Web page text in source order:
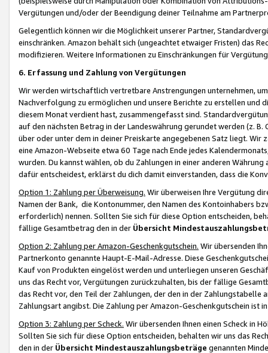
Vergütungen und/oder der Beendigung deiner Teilnahme am
Gelegentlich können wir die Möglichkeit unserer Partner,
einschränken. Amazon behält sich (ungeachtet etwaiger Fristen) das
modifizieren. Weitere Informationen zu Einschränkungen für
6. Erfassung und Zahlung von Vergütungen
Wir werden wirtschaftlich vertretbare Anstrengungen unternehmen,
Nachverfolgung zu ermöglichen und unsere Berichte zu erstellen und
diesem Monat verdient hast, zusammengefasst sind.
auf den nächsten Betrag in der Landeswährung gerundet werden (z.
über oder unter dem in deiner Preiskarte angegebenen Satz liegt.
eine Amazon-Webseite etwa 60 Tage nach Ende jedes
wurden. Du kannst wählen, ob du Zahlungen in einer anderen
dafür entscheidest, erklärst du dich damit einverstanden, dass die
Option 1: Zahlung per Überweisung. Wir überweisen Ihre Vergütung
Namen der Bank, die Kontonummer, den Namen des Kontoinhabers
erforderlich) nennen. Sollten Sie sich für diese Option entscheiden,
fällige Gesamtbetrag den in der Übersicht
Option 2: Zahlung per Amazon-Geschenkgutschein. Wir übersenden
Partnerkonto genannte Haupt-E-Mail-Adresse. Diese
Kauf von Produkten eingelöst werden und unterliegen unseren
uns das Recht vor, Vergütungen zurückzuhalten, bis der fällige
das Recht vor, den Teil der Zahlungen, der den in der
Zahlungsart angibst. Die Zahlung per Amazon-Geschenkgutschein ist
Option 3: Zahlung per Scheck. Wir übersenden Ihnen einen Scheck in
Sollten Sie sich für diese Option entscheiden, behalten wir uns das
den in der Übersicht Mindestauszahlungsbeträge genannten